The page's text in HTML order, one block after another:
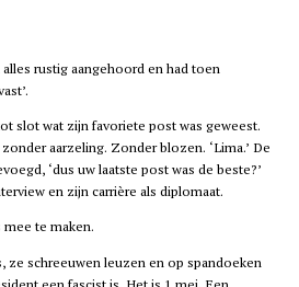
rustig aangehoord en had toen
slot wat zijn favoriete post was geweest.
aarzeling. Zonder blozen. ‘Lima.’ De
‘dus uw laatste post was de beste?’
en zijn carrière als diplomaat.
mee te maken.
ze schreeuwen leuzen en op spandoeken